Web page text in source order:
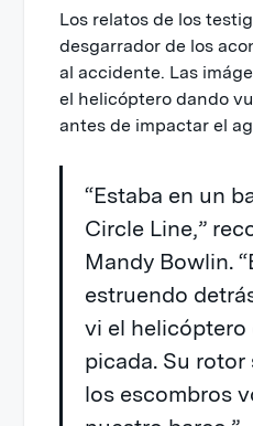
Los relatos de los
desgarrador de los
al accidente. Las
el helicóptero dando
antes de impactar el
“Estaba en un
Circle Line,”
Mandy Bowlin.
estruendo
vi el helicóptero
picada. Su
los escombros